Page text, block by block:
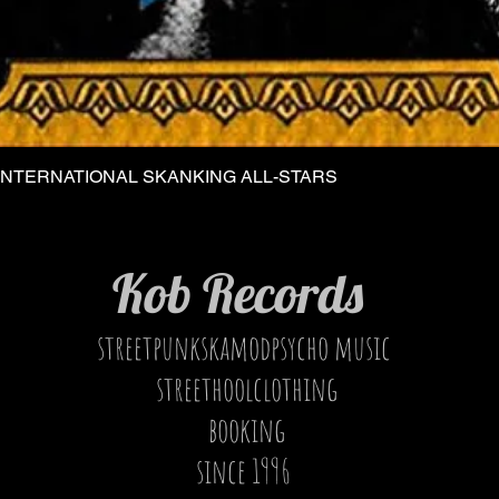
Vista rapida
SKANKING ALL-STARS
Kob Records
streetpunkskamodpsycho music
streethoolclothing
booking
since 1996